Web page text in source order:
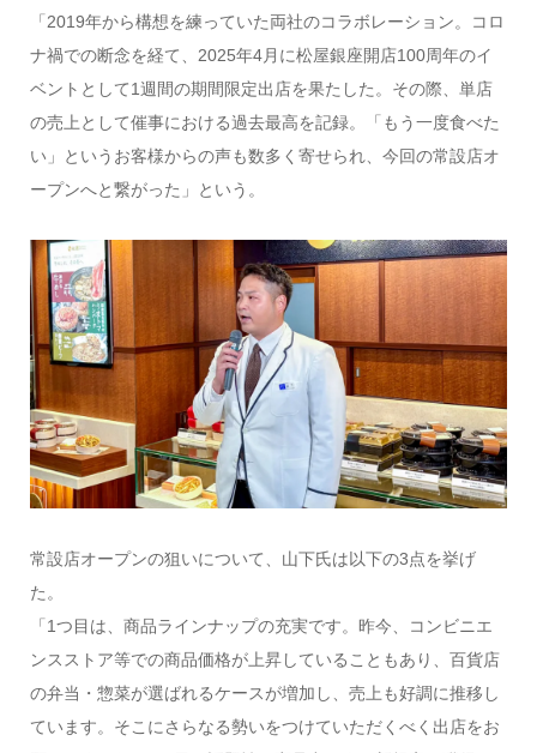
「2019年から構想を練っていた両社のコラボレーション。コロ
ナ禍での断念を経て、2025年4月に松屋銀座開店100周年のイ
ベントとして1週間の期間限定出店を果たした。その際、単店
の売上として催事における過去最高を記録。「もう一度食べた
い」というお客様からの声も数多く寄せられ、今回の常設店オ
ープンへと繋がった」という。
常設店オープンの狙いについて、山下氏は以下の3点を挙げ
た。
「1つ目は、商品ラインナップの充実です。昨今、コンビニエ
ンスストア等での商品価格が上昇していることもあり、百貨店
の弁当・惣菜が選ばれるケースが増加し、売上も好調に推移し
ています。そこにさらなる勢いをつけていただくべく出店をお